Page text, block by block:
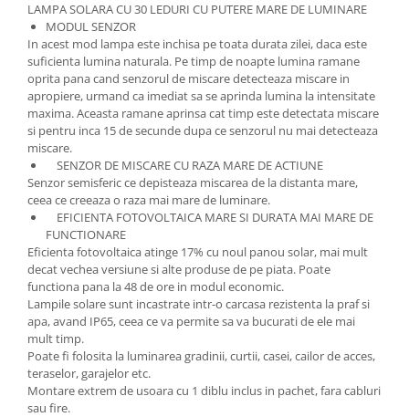
LAMPA SOLARA CU 30 LEDURI CU PUTERE MARE DE LUMINARE
MODUL SENZOR
In acest mod lampa este inchisa pe toata durata zilei, daca este
suficienta lumina naturala. Pe timp de noapte lumina ramane
oprita pana cand senzorul de miscare detecteaza miscare in
apropiere, urmand ca imediat sa se aprinda lumina la intensitate
maxima. Aceasta ramane aprinsa cat timp este detectata miscare
si pentru inca 15 de secunde dupa ce senzorul nu mai detecteaza
miscare.
SENZOR DE MISCARE CU RAZA MARE DE ACTIUNE
Senzor semisferic ce depisteaza miscarea de la distanta mare,
ceea ce creeaza o raza mai mare de luminare.
EFICIENTA FOTOVOLTAICA MARE SI DURATA MAI MARE DE
FUNCTIONARE
Eficienta fotovoltaica atinge 17% cu noul panou solar, mai mult
decat vechea versiune si alte produse de pe piata. Poate
functiona pana la 48 de ore in modul economic.
Lampile solare sunt incastrate intr-o carcasa rezistenta la praf si
apa, avand IP65, ceea ce va permite sa va bucurati de ele mai
mult timp.
Poate fi folosita la luminarea gradinii, curtii, casei, cailor de acces,
teraselor, garajelor etc.
Montare extrem de usoara cu 1 diblu inclus in pachet, fara cabluri
sau fire.